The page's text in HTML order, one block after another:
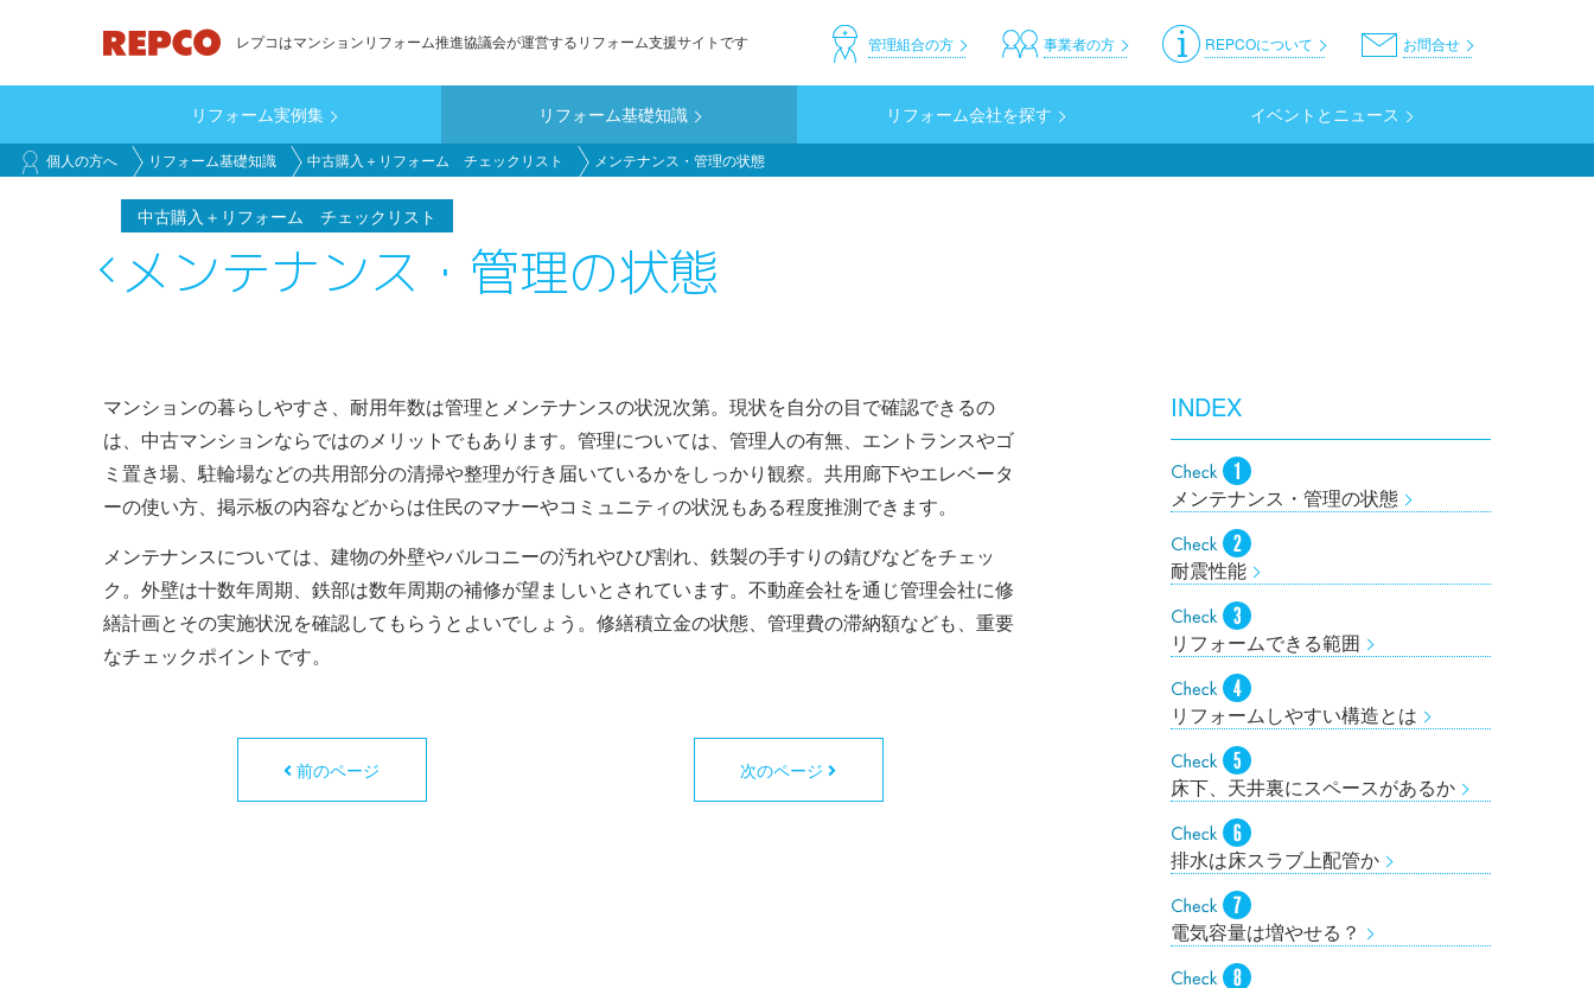
ン
ン
テ
レプコはマンションリフォーム推進協議会が運営するリフォーム支援サイトです header_customer お問合せ
REPCOについて
事業者の方
管理組合の方
main_customer
リフォーム実例集 リフォーム基礎知識 リフォーム会社を探す イベントとニュース
個人の方へ リフォーム基礎知識 中古購入＋リフォーム チェックリスト メンテナンス・管理の状態
中古購入＋リフォーム チェックリスト
メンテナンス・管理の状態
マンションの暮らしやすさ、耐用年数は管理とメンテナンスの状況次第。現状を自分の目で確認できるの
は、中古マンションならではのメリットでもあります。管理については、管理人の有無、エントランスやゴ
ミ置き場、駐輪場などの共用部分の清掃や整理が行き届いているかをしっかり観察。共用廊下やエレベータ
ーの使い方、掲示板の内容などからは住民のマナーやコミュニティの状況もある程度推測できます。
メンテナンスについては、建物の外壁やバルコニーの汚れやひび割れ、鉄製の手すりの錆びなどをチェッ
ク。外壁は十数年周期、鉄部は数年周期の補修が望ましいとされています。不動産会社を通じ管理会社に修
繕計画とその実施状況を確認してもらうとよいでしょう。修繕積立金の状態、管理費の滞納額なども、重要
なチェックポイントです。
前のページ 次のページ
INDEX
メンテナンス・管理の状態
耐震性能
リフォームできる範囲
リフォームしやすい構造とは
床下、天井裏にスペースがあるか
排水は床スラブ上配管か
電気容量は増やせる？